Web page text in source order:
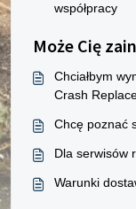
współpracy
Może Cię
Chciałbym
Crash
Chcę poznać
Dla serwisów
Warunki